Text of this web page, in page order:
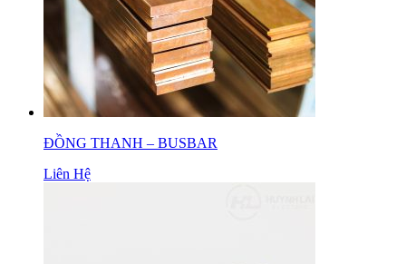
ĐỒNG THANH – BUSBAR
Liên Hệ